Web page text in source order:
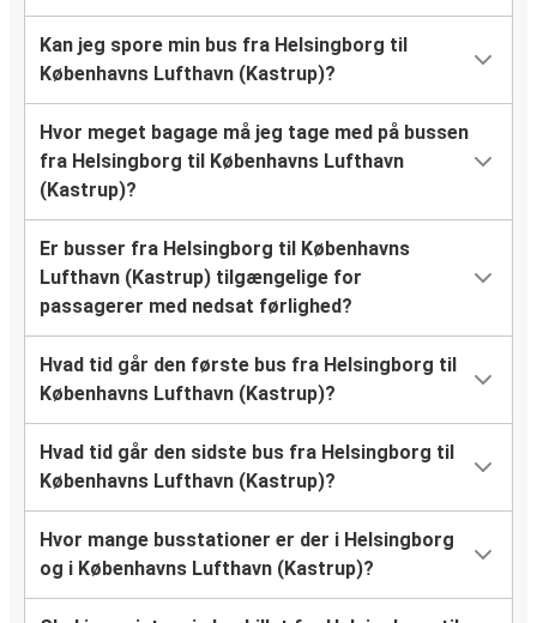
Kan jeg spore min bus fra Helsingborg til
Københavns Lufthavn (Kastrup)?
Hvor meget bagage må jeg tage med på bussen
fra Helsingborg til Københavns Lufthavn
(Kastrup)?
Er busser fra Helsingborg til Københavns
Lufthavn (Kastrup) tilgængelige for
passagerer med nedsat førlighed?
Hvad tid går den første bus fra Helsingborg til
Københavns Lufthavn (Kastrup)?
Hvad tid går den sidste bus fra Helsingborg til
Københavns Lufthavn (Kastrup)?
Hvor mange busstationer er der i Helsingborg
og i Københavns Lufthavn (Kastrup)?